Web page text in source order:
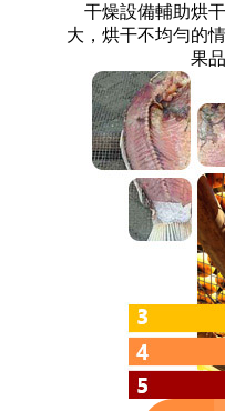
干燥設備輔助烘
大，烘干不均勻的
果